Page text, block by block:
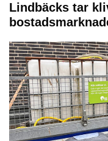
Lindbäcks tar